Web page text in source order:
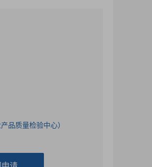
品质量检验中心）